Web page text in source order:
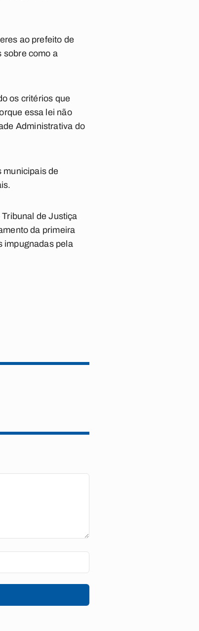
ao prefeito de
sobre como a
os critérios que
essa lei não
Administrativa do
municipais de
de Justiça
da primeira
impugnadas pela